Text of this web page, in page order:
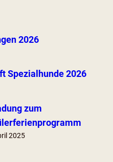
2026
Spezialhunde 2026
zum
2025